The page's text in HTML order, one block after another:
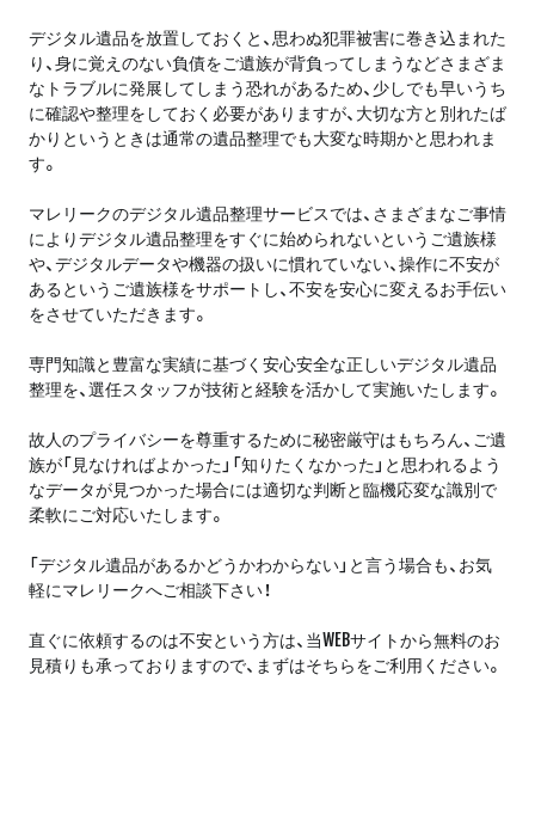
デジタル遺品を放置しておくと、思わぬ犯罪被害に巻き込まれた
り、身に覚えのない負債をご遺族が背負ってしまうなどさまざま
なトラブルに発展してしまう恐れがあるため、少しでも早いうち
に確認や整理をしておく必要がありますが、大切な方と別れたば
かりというときは通常の遺品整理でも大変な時期かと思われま
す。
マレリークのデジタル遺品整理サービスでは、さまざまなご事情
によりデジタル遺品整理をすぐに始められないというご遺族様
や、デジタルデータや機器の扱いに慣れていない、操作に不安が
あるというご遺族様をサポートし、不安を安心に変えるお手伝い
をさせていただきます。
専門知識と豊富な実績に基づく安心安全な正しいデジタル遺品
整理を、選任スタッフが技術と経験を活かして実施いたします。
故人のプライバシーを尊重するために秘密厳守はもちろん、ご遺
族が「見なければよかった」「知りたくなかった」と思われるよう
なデータが見つかった場合には適切な判断と臨機応変な識別で
柔軟にご対応いたします。
「デジタル遺品があるかどうかわからない」と言う場合も、お気
軽にマレリークへご相談下さい！
直ぐに依頼するのは不安という方は、当WEBサイトから無料のお
見積りも承っておりますので、まずはそちらをご利用ください。